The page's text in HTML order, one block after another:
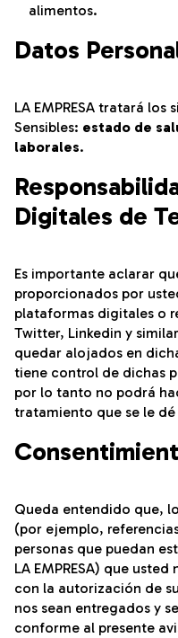
alimentos.
Datos
LA EMPRESA tratará los
Sensibles: estado de
laborales.
Digitales de
Es importante aclarar
proporcionados por
plataformas digitales o
Twitter, Linkedin y
quedar alojados en
tiene control de dichas
por lo tanto no podrá
tratamiento que se le dé
Queda entendido que,
(por ejemplo,
personas que puedan
LA EMPRESA) que
con la autorización de
nos sean entregados y
conforme al presente